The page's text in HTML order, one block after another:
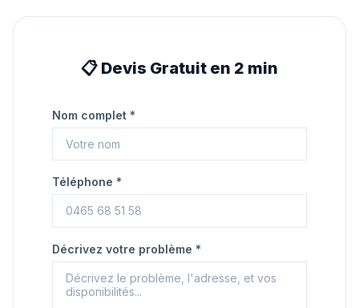
📋 Devis Gratuit en 2 min
Nom complet *
Téléphone *
Décrivez votre problème *